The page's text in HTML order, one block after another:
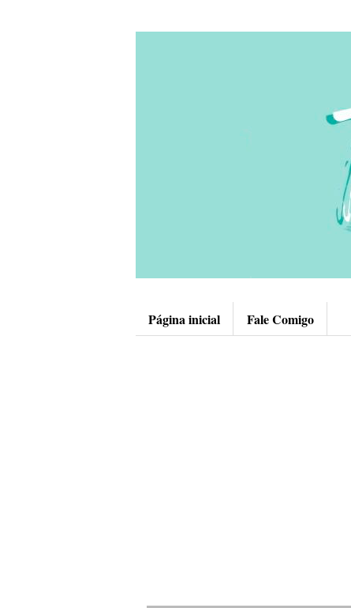
Página inicial Fale Comigo